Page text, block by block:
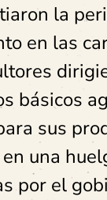
la
en las
básicos
sus
una
por el